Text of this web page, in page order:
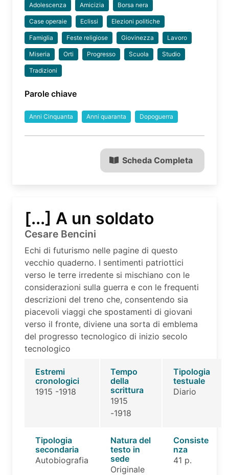
Adolescenza Amicizia Borsa nera
Case operaie Eclissi Elezioni politiche
Famiglia Feste religiose Giovinezza Lavoro
Miseria Orti Progresso Scuola Studio
Tradizioni
Parole chiave
Anni Cinquanta Anni quaranta Dopoguerra
Scheda Completa
[...] A un soldato
Cesare Bencini
Echi di futurismo nelle pagine di questo
vecchio quaderno. I sentimenti patriottici
verso le terre irredente si mischiano con le
considerazioni sulla guerra e con le frequenti
descrizioni del treno che, consentendo sia
piacevoli viaggi che spostamenti di giovani
verso il fronte, diviene una sorta di emblema
del progresso tecnologico di inizio secolo
tecnologico
Estremi
cronologici
1915 -1918
Tempo
della
scrittura
1915
-1918
Tipologia
testuale
Diario
Tipologia
secondaria
Autobiografia
Natura del
testo in
sede
Originale
Consiste
nza
41 p.